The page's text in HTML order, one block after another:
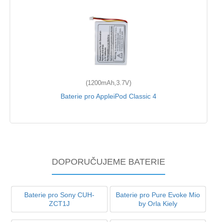
(1200mAh,3.7V)
Baterie pro AppleiPod Classic 4
DOPORUČUJEME BATERIE
Baterie pro Sony CUH-
ZCT1J
Baterie pro Pure Evoke Mio
by Orla Kiely